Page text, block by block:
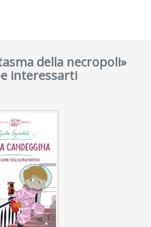
della necropoli»
interessarti